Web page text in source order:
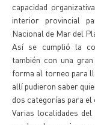
capacidad
interior provincial
Nacional de Mar del
Así se cumplió la
también con una
forma al torneo para
allí pudieron saber
dos categorías para el
Varias localidades